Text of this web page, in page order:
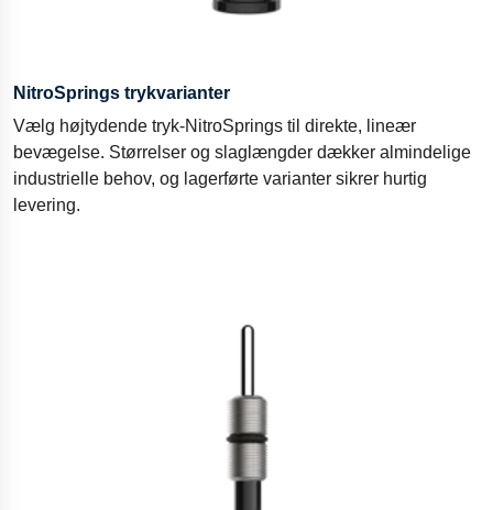
NitroSprings trykvarianter
Vælg højtydende tryk-NitroSprings til direkte, lineær
bevægelse. Størrelser og slaglængder dækker almindelige
industrielle behov, og lagerførte varianter sikrer hurtig
levering.